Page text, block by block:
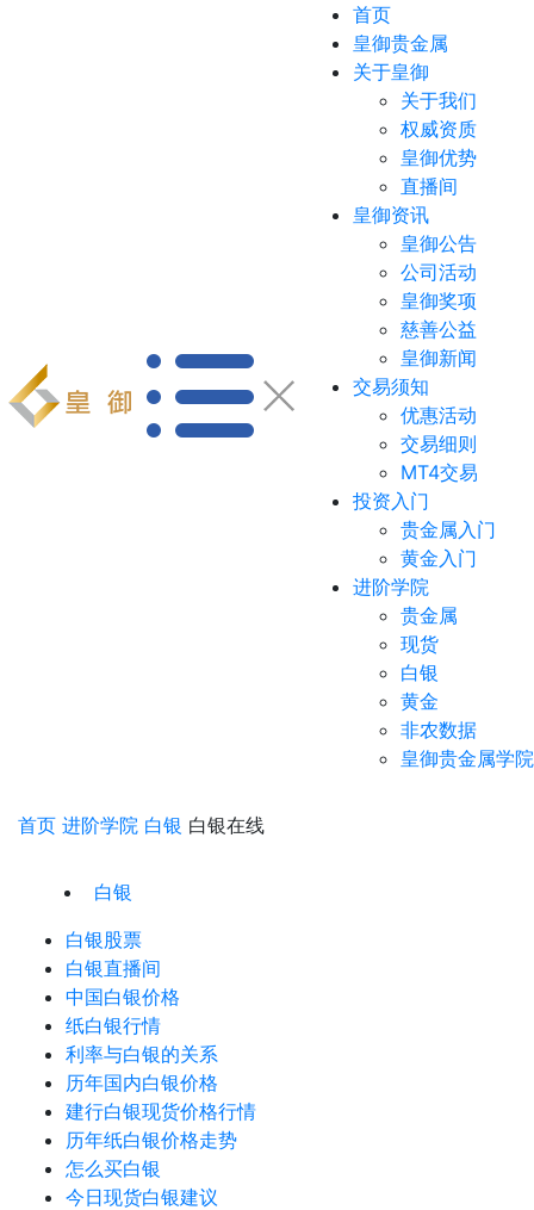
首页
皇御贵金属
关于皇御
关于我们
权威资质
皇御优势
直播间
皇御资讯
皇御公告
公司活动
皇御奖项
慈善公益
皇御新闻
交易须知
优惠活动
交易细则
MT4交易
投资入门
贵金属入门
黄金入门
进阶学院
贵金属
现货
白银
黄金
非农数据
皇御贵金属学院
首页 进阶学院 白银 白银在线
白银
白银股票
白银直播间
中国白银价格
纸白银行情
利率与白银的关系
历年国内白银价格
建行白银现货价格行情
历年纸白银价格走势
怎么买白银
今日现货白银建议